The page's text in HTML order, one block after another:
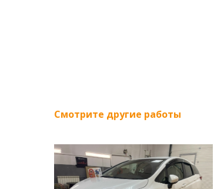
Смотрите другие работы